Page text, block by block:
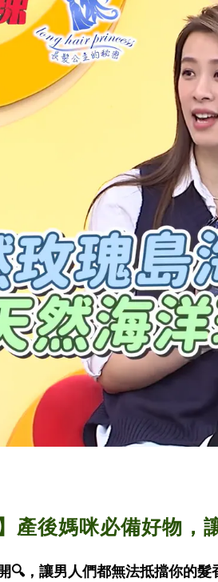
產後媽咪必備好物，
🔍，讓男人們都無法抵擋你的髮